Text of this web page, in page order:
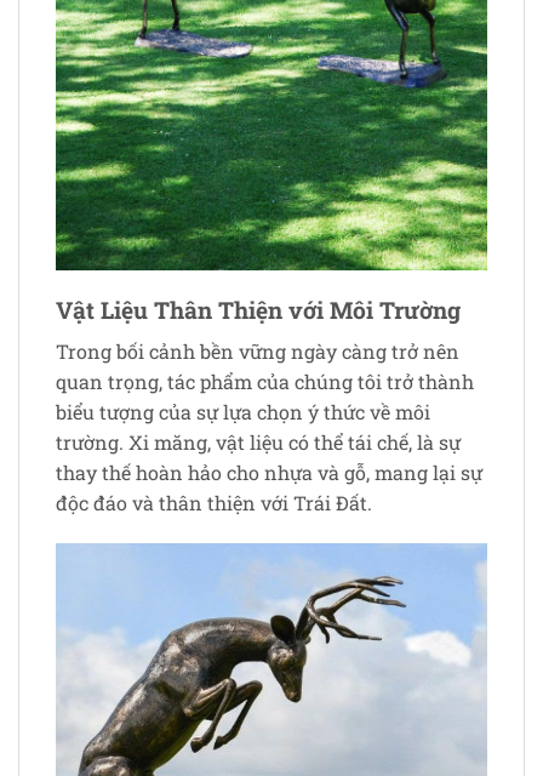
Vật Liệu Thân Thiện với Môi Trường
Trong bối cảnh bền vững ngày càng trở nên
quan trọng, tác phẩm của chúng tôi trở thành
biểu tượng của sự lựa chọn ý thức về môi
trường. Xi măng, vật liệu có thể tái chế, là sự
thay thế hoàn hảo cho nhựa và gỗ, mang lại sự
độc đáo và thân thiện với Trái Đất.